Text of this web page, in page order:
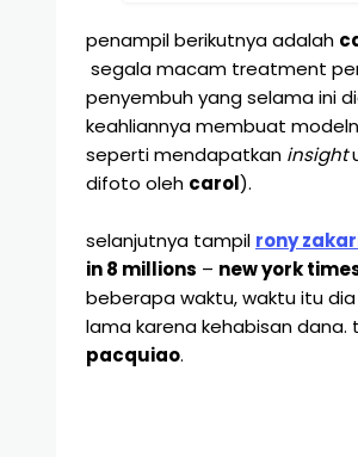
penampil berikutnya adalah
segala macam treatment
penyembuh yang selama ini
keahliannya membuat
seperti mendapatkan insight
difoto oleh carol).
selanjutnya tampil rony
in 8 millions – new york
beberapa waktu, waktu itu
lama karena kehabisan
pacquiao.